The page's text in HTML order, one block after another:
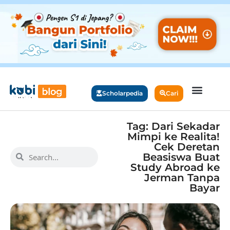
Scholarpedia Cari
Tag: Dari Sekadar
Mimpi ke Realita!
Cek Deretan
Beasiswa Buat
Study Abroad ke
Jerman Tanpa
Bayar